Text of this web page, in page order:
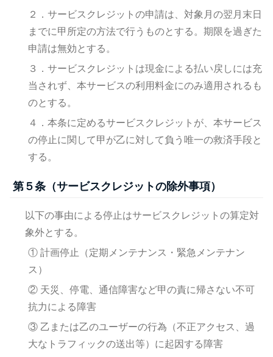
２．サービスクレジットの申請は、対象月の翌月末日
までに甲所定の方法で行うものとする。期限を過ぎた
申請は無効とする。
３．サービスクレジットは現金による払い戻しには充
当されず、本サービスの利用料金にのみ適用されるも
のとする。
４．本条に定めるサービスクレジットが、本サービス
の停止に関して甲が乙に対して負う唯一の救済手段と
する。
第５条（サービスクレジットの除外事項）
以下の事由による停止はサービスクレジットの算定対
象外とする。
① 計画停止（定期メンテナンス・緊急メンテナン
ス）
② 天災、停電、通信障害など甲の責に帰さない不可
抗力による障害
③ 乙または乙のユーザーの行為（不正アクセス、過
大なトラフィックの送出等）に起因する障害